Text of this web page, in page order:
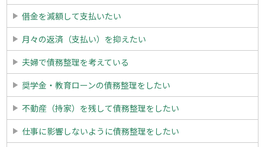
借金を減額して支払いたい
月々の返済（支払い）を抑えたい
夫婦で債務整理を考えている
奨学金・教育ローンの債務整理をしたい
不動産（持家）を残して債務整理をしたい
仕事に影響しないように債務整理をしたい